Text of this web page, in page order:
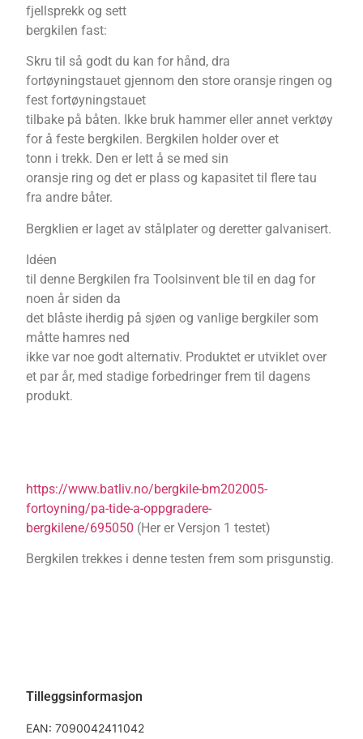
fjellsprekk og sett
bergkilen fast:
Skru til så godt du kan for hånd, dra
fortøyningstauet gjennom den store oransje ringen og
fest fortøyningstauet
tilbake på båten. Ikke bruk hammer eller annet verktøy
for å feste bergkilen. Bergkilen holder over et
tonn i trekk. Den er lett å se med sin
oransje ring og det er plass og kapasitet til flere tau
fra andre båter.
Bergklien er laget av stålplater og deretter galvanisert.
Idéen
til denne Bergkilen fra Toolsinvent ble til en dag for
noen år siden da
det blåste iherdig på sjøen og vanlige bergkiler som
måtte hamres ned
ikke var noe godt alternativ. Produktet er utviklet over
et par år, med stadige forbedringer frem til dagens
produkt.
https://www.batliv.no/bergkile-bm202005-
fortoyning/pa-tide-a-oppgradere-
bergkilene/695050 (Her er Versjon 1 testet)
Bergkilen trekkes i denne testen frem som prisgunstig.
Tilleggsinformasjon
EAN:7090042411042